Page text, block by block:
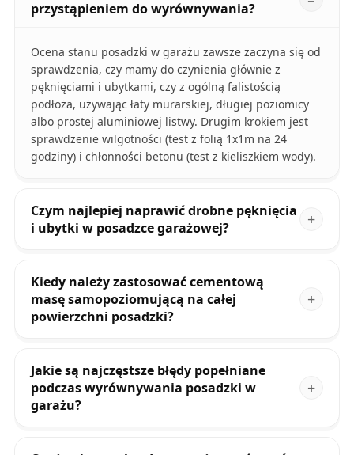
przystąpieniem do wyrównywania?
Ocena stanu posadzki w garażu zawsze zaczyna się od
sprawdzenia, czy mamy do czynienia głównie z
pęknięciami i ubytkami, czy z ogólną falistością
podłoża, używając łaty murarskiej, długiej poziomicy
albo prostej aluminiowej listwy. Drugim krokiem jest
sprawdzenie wilgotności (test z folią 1x1m na 24
godziny) i chłonności betonu (test z kieliszkiem wody).
Czym najlepiej naprawić drobne pęknięcia
i ubytki w posadzce garażowej?
Kiedy należy zastosować cementową
masę samopoziomującą na całej
powierzchni posadzki?
Jakie są najczęstsze błędy popełniane
podczas wyrównywania posadzki w
garażu?